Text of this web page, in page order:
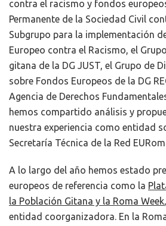
contra el racismo y fondos
Permanente de la Sociedad Civil
Subgrupo para la implementación
Europeo contra el Racismo, el
gitana de la DG JUST, el Grupo de
sobre Fondos Europeos de la DG
Agencia de Derechos
hemos compartido análisis y
nuestra experiencia como entidad
Secretaría Técnica de la Red
A lo largo del año hemos estado
europeos de referencia como la
la Población Gitana y la Roma Week
entidad coorganizadora. En la